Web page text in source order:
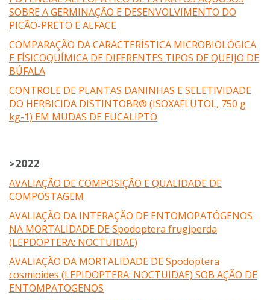
SOBRE A GERMINAÇÃO E DESENVOLVIMENTO DO
PICÃO-PRETO E ALFACE
COMPARAÇÃO DA CARACTERÍSTICA MICROBIOLÓGICA
E FÍSICOQUÍMICA DE DIFERENTES TIPOS DE QUEIJO DE
BÚFALA
CONTROLE DE PLANTAS DANINHAS E SELETIVIDADE
DO HERBICIDA DISTINTOBR® (ISOXAFLUTOL, 750 g
kg-1) EM MUDAS DE EUCALIPTO
>2022
AVALIAÇÃO DE COMPOSIÇÃO E QUALIDADE DE
COMPOSTAGEM
AVALIAÇÃO DA INTERAÇÃO DE ENTOMOPATÓGENOS
NA MORTALIDADE DE Spodoptera frugiperda
(LEPDOPTERA: NOCTUIDAE)
AVALIAÇÃO DA MORTALIDADE DE Spodoptera
cosmioides (LEPIDOPTERA: NOCTUIDAE) SOB AÇÃO DE
ENTOMPATOGENOS